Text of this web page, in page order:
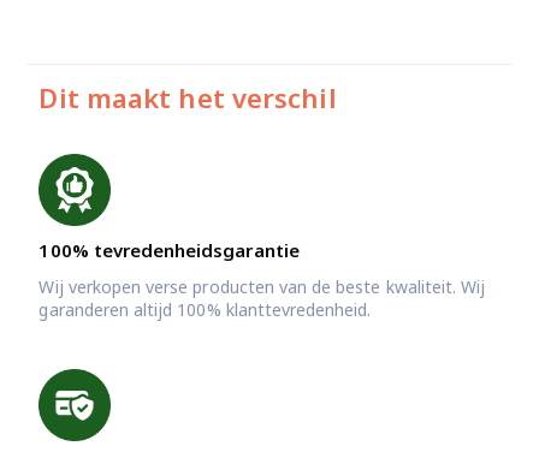
Dit maakt het verschil
100% tevredenheidsgarantie
Wij verkopen verse producten van de beste kwaliteit. Wij
garanderen altijd 100% klanttevredenheid.